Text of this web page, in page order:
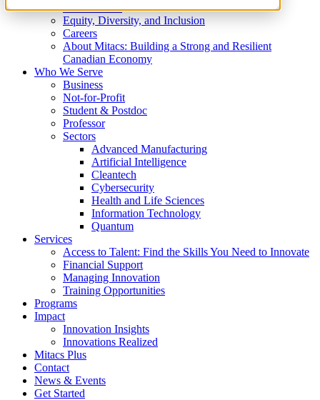
What We Do
Equity, Diversity, and Inclusion
Careers
About Mitacs: Building a Strong and Resilient
Canadian Economy
Who We Serve
Business
Not-for-Profit
Student & Postdoc
Professor
Sectors
Advanced Manufacturing
Artificial Intelligence
Cleantech
Cybersecurity
Health and Life Sciences
Information Technology
Quantum
Services
Access to Talent: Find the Skills You Need to Innovate
Financial Support
Managing Innovation
Training Opportunities
Programs
Impact
Innovation Insights
Innovations Realized
Mitacs Plus
Contact
News & Events
Get Started